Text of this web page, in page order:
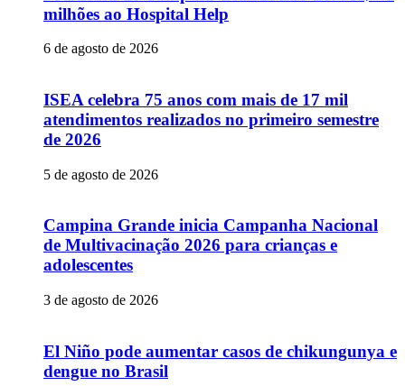
milhões ao Hospital Help
6 de agosto de 2026
ISEA celebra 75 anos com mais de 17 mil
atendimentos realizados no primeiro semestre
de 2026
5 de agosto de 2026
Campina Grande inicia Campanha Nacional
de Multivacinação 2026 para crianças e
adolescentes
3 de agosto de 2026
El Niño pode aumentar casos de chikungunya e
dengue no Brasil